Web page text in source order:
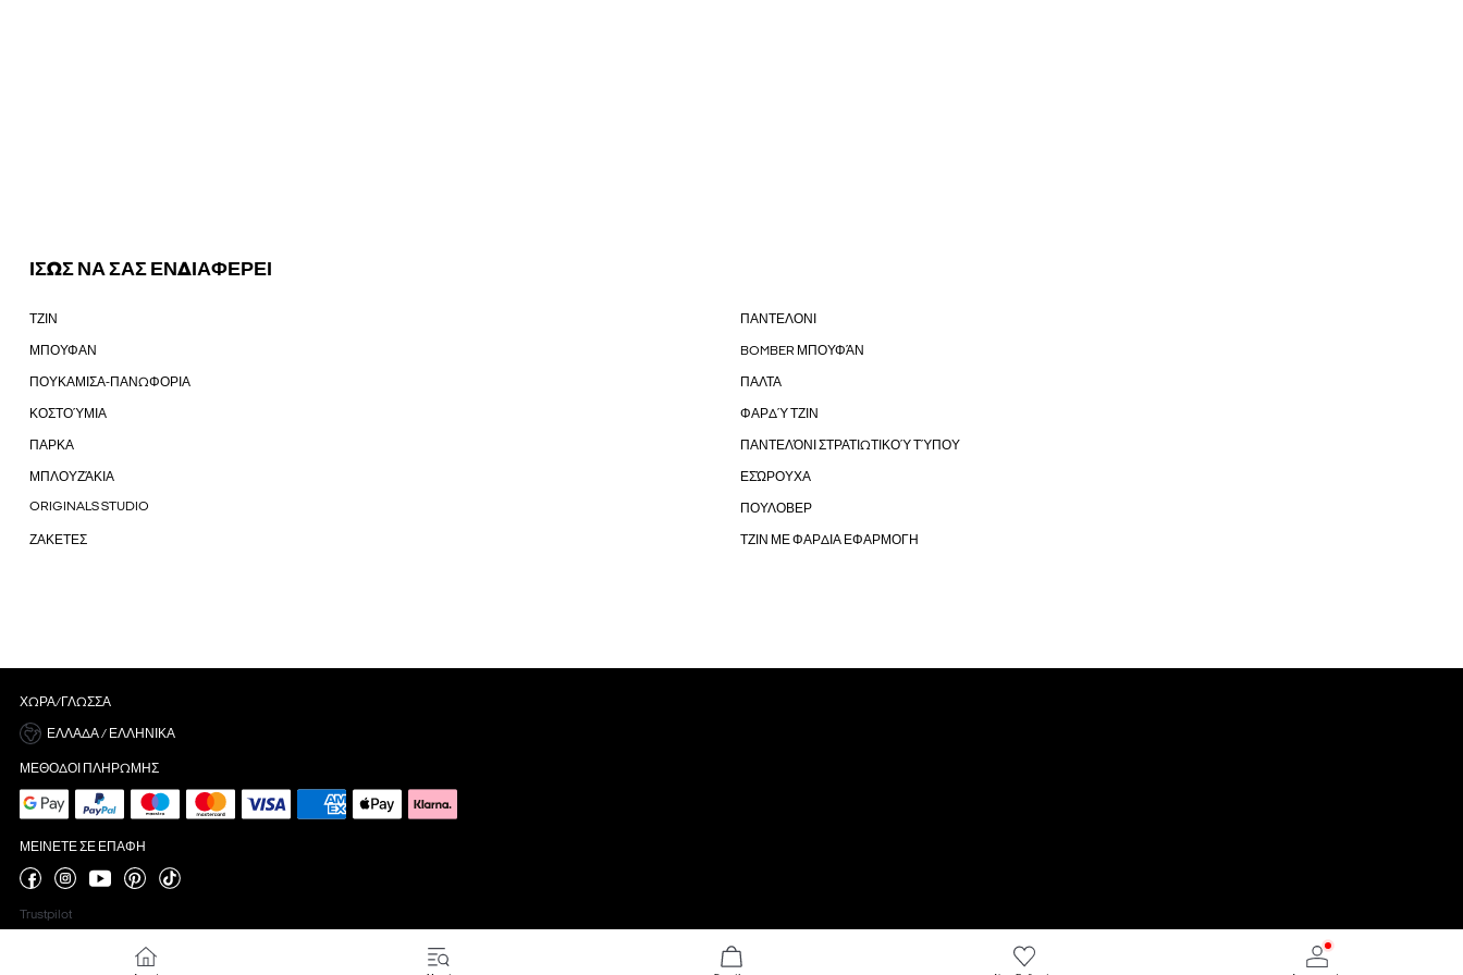
ΙΣΩΣ ΝΑ ΣΑΣ ΕΝΔΙΑΦΕΡΕΙ
ΤΖΙΝ ΠΑΝΤΕΛΟΝΙ
ΜΠΟΥΦΑΝ BOMBER ΜΠΟΥΦΆΝ
ΠΟΥΚΑΜΙΣΑ-ΠΑΝΩΦΟΡΙΑ ΠΑΛΤΑ
ΚΟΣΤΟΎΜΙΑ ΦΑΡΔΎ ΤΖΙΝ
ΠΑΡΚΑ ΠΑΝΤΕΛΌΝΙ ΣΤΡΑΤΙΩΤΙΚΟΎ ΤΎΠΟΥ
ΜΠΛΟΥΖΆΚΙΑ ΕΣΏΡΟΥΧΑ
ORIGINALS STUDIO ΠΟΥΛΟΒΕΡ
ΖΑΚΕΤΕΣ ΤΖΙΝ ΜΕ ΦΑΡΔΙΑ ΕΦΑΡΜΟΓΗ
ΧΏΡΑ/ΓΛΏΣΣΑ
ΕΛΛΆΔΑ / ΕΛΛΗΝΙΚΆ
ΜΈΘΟΔΟΙ ΠΛΗΡΩΜΉΣ
ΜΕΊΝΕΤΕ ΣΕ ΕΠΑΦΉ
Trustpilot